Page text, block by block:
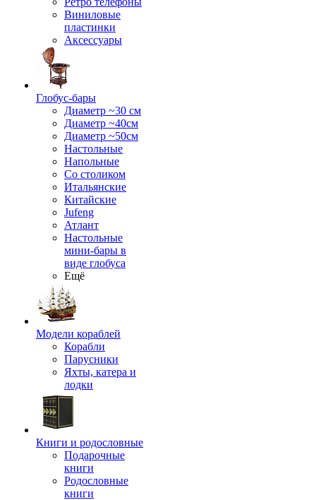
Виниловые
пластинки
Аксессуары
Глобус-бары
Диаметр ~30 см
Диаметр ~40см
Диаметр ~50см
Настольные
Напольные
Со столиком
Итальянские
Китайские
Jufeng
Атлант
Настольные
мини-бары в
виде глобуса
Ещё
Модели кораблей
Корабли
Парусники
Яхты, катера и
лодки
Книги и родословные
Подарочные
книги
Родословные
книги